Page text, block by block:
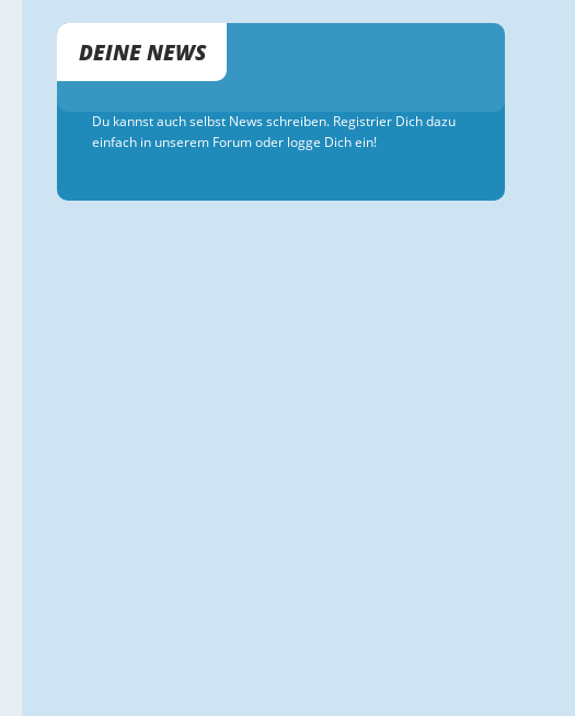
DEINE NEWS
Du kannst auch selbst News schreiben. Registrier Dich dazu
einfach in unserem Forum oder logge Dich ein!